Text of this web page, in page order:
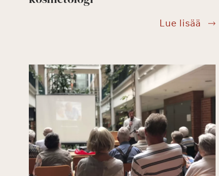
Lue lisää Saga